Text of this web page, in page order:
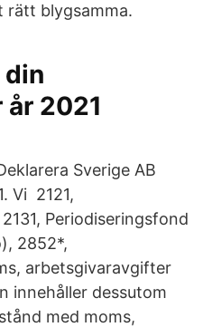
rätt blygsamma.
din
2021
Sverige AB
Vi 2121,
Periodiseringsfond
2852*,
arbetsgivaravgifter
innehåller dessutom
med moms,